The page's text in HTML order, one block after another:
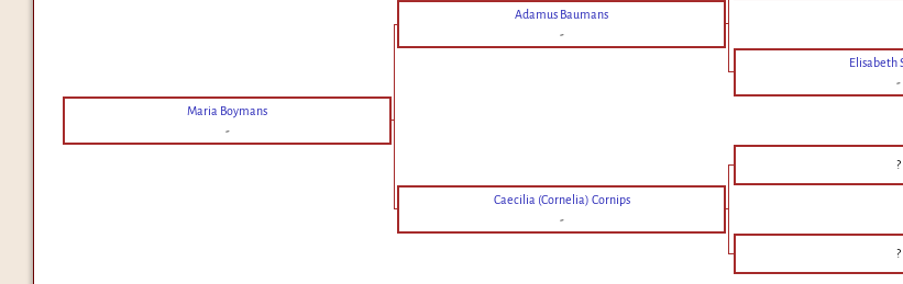
Adamus Baumans
-
Elisabeth
-
Maria Boymans
-
?
Caecilia (Cornelia) Cornips
-
?